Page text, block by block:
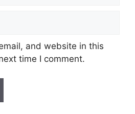
and website in this
time I comment.